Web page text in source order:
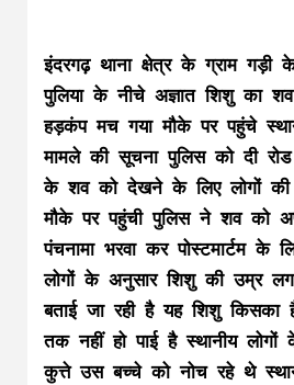
इंदरगढ़ थाना क्षेत्र के ग्राम गड़ी
पुलिया के नीचे अज्ञात शिशु का
हड़कंप मच गया मौके पर पहुंचे
मामले की सूचना पुलिस को दी
के शव को देखने के लिए लोगों की
मौके पर पहुंची पुलिस ने शव को
पंचनामा भरवा कर पोस्टमार्टम के
लोगों के अनुसार शिशु की उम्र
बताई जा रही है यह शिशु किसका
तक नहीं हो पाई है स्थानीय
कुत्ते उस बच्चे को नोच रहे थे स्थानीय